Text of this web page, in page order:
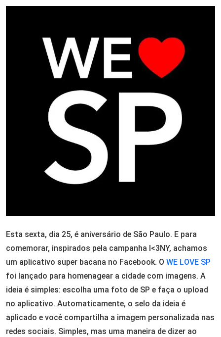
Email
Esta sexta, dia 25, é aniversário de São Paulo. E para
comemorar, inspirados pela campanha I<3NY, achamos
um aplicativo super bacana no Facebook. O WE LOVE SP
foi lançado para homenagear a cidade com imagens. A
ideia é simples: escolha uma foto de SP e faça o upload
no aplicativo. Automaticamente, o selo da ideia é
aplicado e você compartilha a imagem personalizada nas
redes sociais. Simples, mas uma maneira de dizer ao